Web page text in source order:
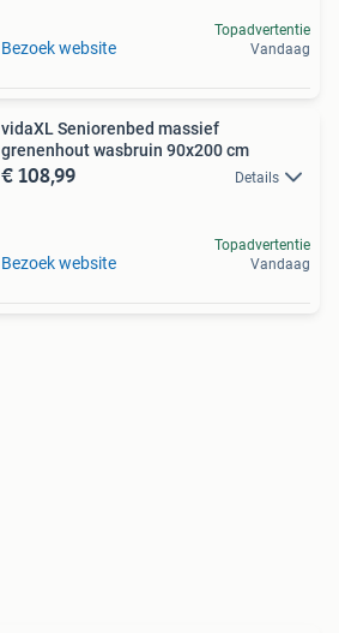
Bezoek website
Topadvertentie
Vandaag
vidaXL Seniorenbed massief
grenenhout wasbruin 90x200 cm
€ 108,99 Details
Bezoek website
Topadvertentie
Vandaag